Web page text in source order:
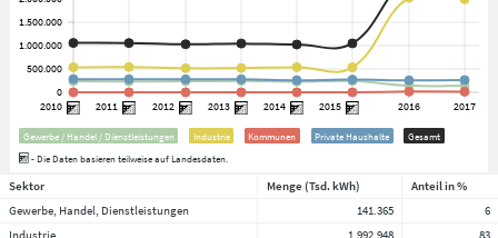
Gewerbe / Handel / Dienstleistungen Industrie Kommunen Private Haushalte
Gesamt
- Die Daten basieren teilweise auf Landesdaten.
Sektor Menge (Tsd. kWh)
Anteil in %
Gewerbe, Handel, Dienstleistungen
141.365
6
Industrie
1.992.948
83